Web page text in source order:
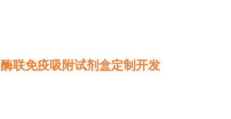
酶联免疫吸附试剂盒定制开发